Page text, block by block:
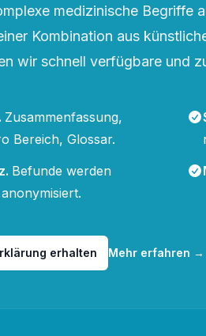
medizinische Begriffe
Kombination aus
wir schnell verfügbare und
. Zusammenfassung,
Bereich, Glossar.
. Befunde werden
erhalten Mehr erfahren →